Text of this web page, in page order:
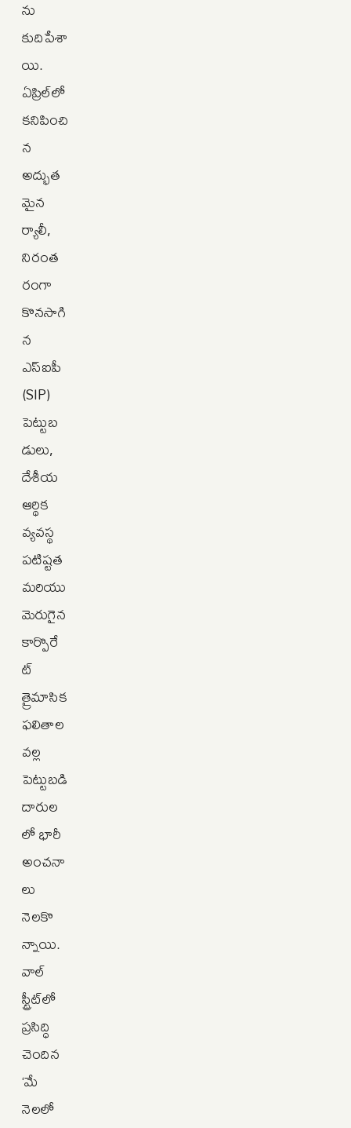
ను
కుదిపేశా
యి.
ఏప్రిల్‌లో
కనిపించి
న
అద్భుత
మైన
ర్యాలీ,
నిరంత
రంగా
కొనసాగి
న
ఎస్‌ఐపీ
(SIP)
పెట్టుబ
డులు,
దేశీయ
ఆర్థిక
వ్యవస్థ
పటిష్టత
మరియు
మెరుగైన
కార్పొరే
ట్
త్రైమాసిక
ఫలితాల
వల్ల
పెట్టుబడి
దారుల
లో భారీ
అంచనా
లు
నెలకొ
న్నాయి.
వాల్
స్ట్రీట్‌లో
ప్రసిద్ధి
చెందిన
‘మే
నెలలో